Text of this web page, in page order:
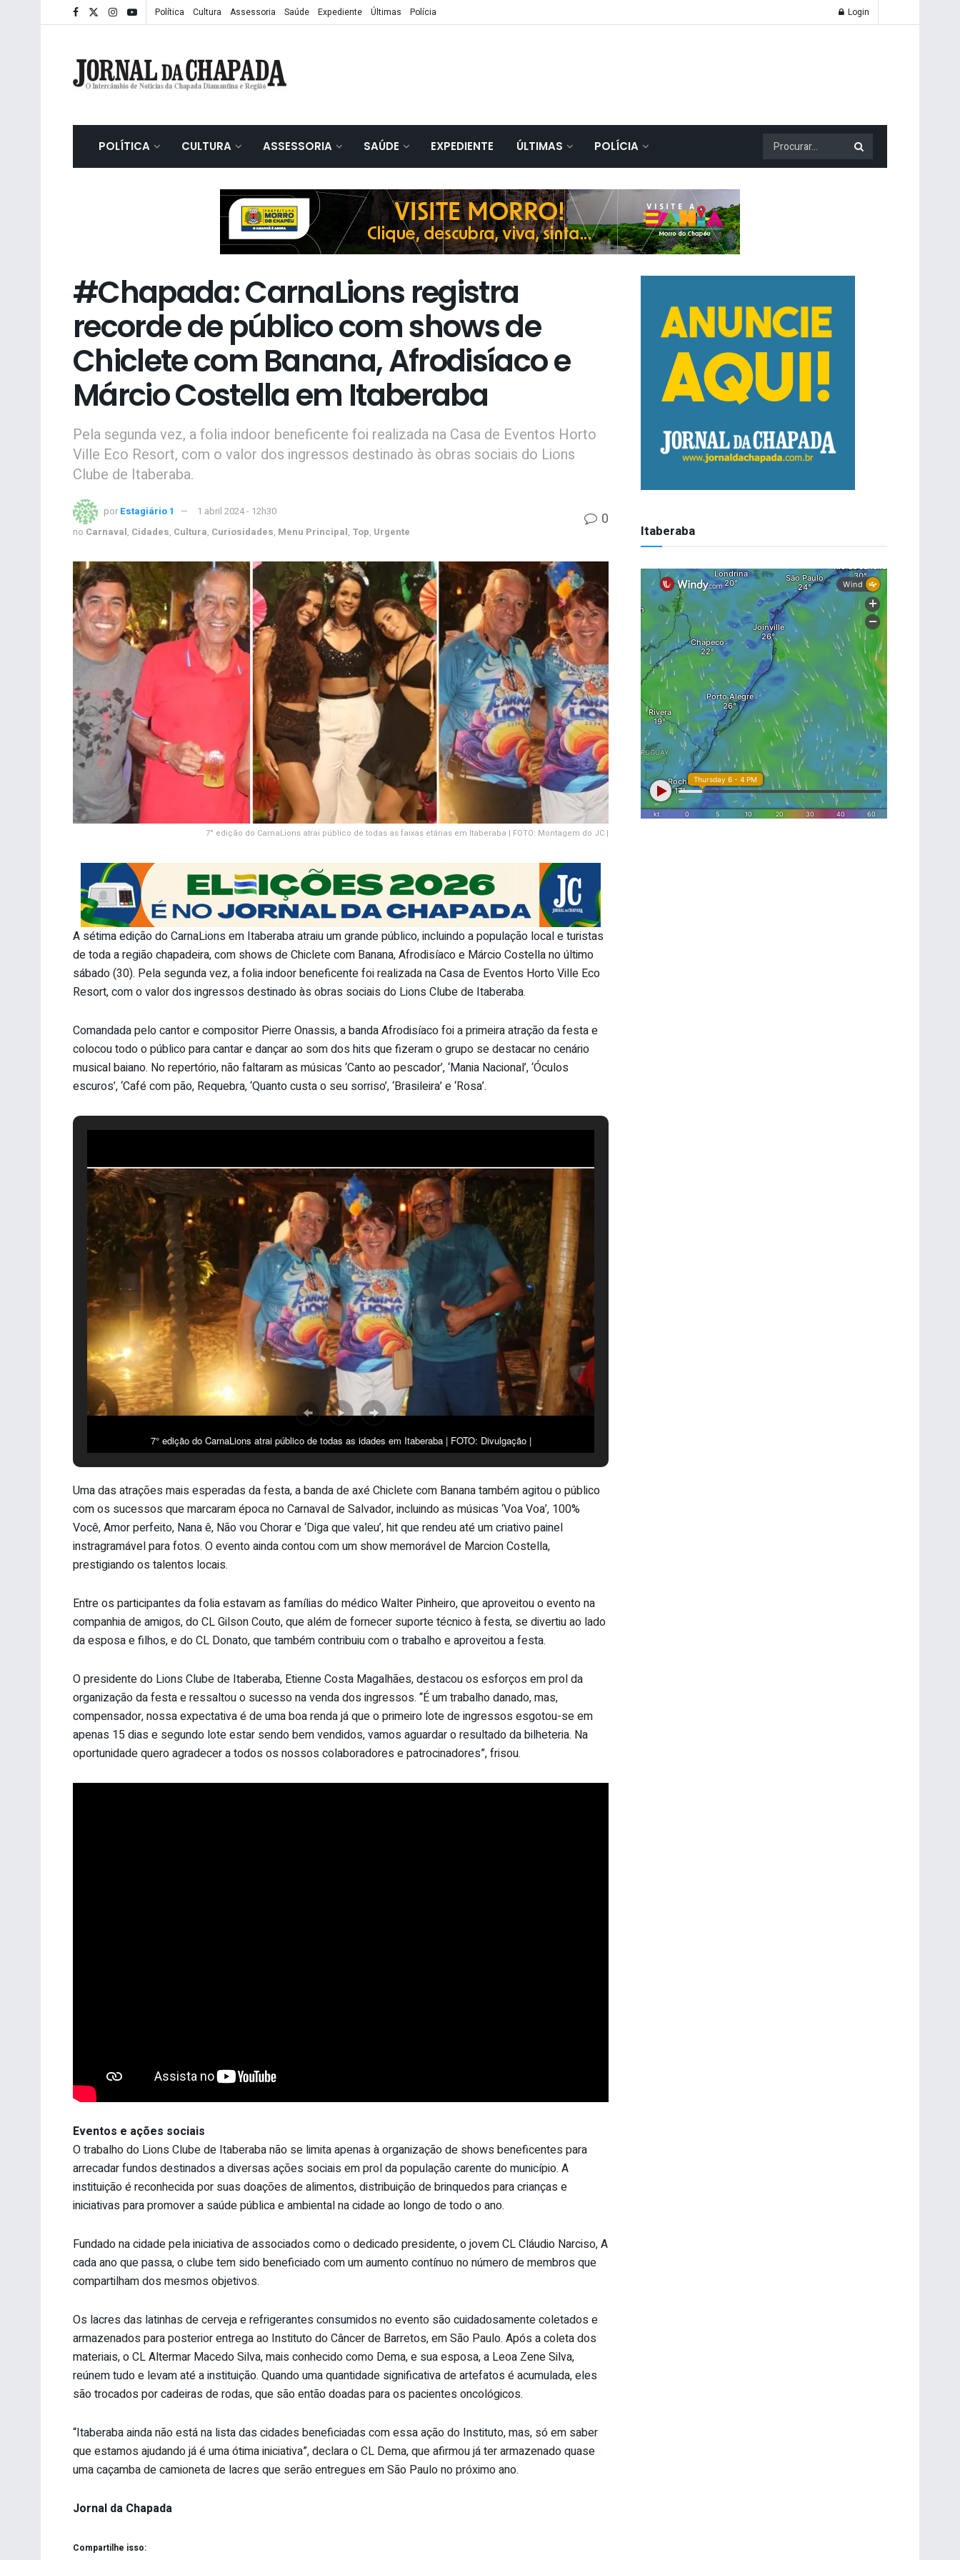
Política Cultura Assessoria Saúde Expediente Últimas Polícia Login
POLÍTICA CULTURA ASSESSORIA SAÚDE EXPEDIENTE ÚLTIMAS POLÍCIA
#Chapada: CarnaLions registra
recorde de público com shows de
Chiclete com Banana, Afrodisíaco e
Márcio Costella em Itaberaba
Pela segunda vez, a folia indoor beneficente foi realizada na Casa de Eventos Horto
Ville Eco Resort, com o valor dos ingressos destinado às obras sociais do Lions
Clube de Itaberaba.
por Estagiário 1
1 abril 2024 - 12h30
no Carnaval, Cidades, Cultura, Curiosidades, Menu Principal, Top, Urgente
0
7° edição do CarnaLions atrai público de todas as faixas etárias em Itaberaba | FOTO: Montagem do JC |
A sétima edição do CarnaLions em Itaberaba atraiu um grande público, incluindo a população local e turistas
de toda a região chapadeira, com shows de Chiclete com Banana, Afrodisíaco e Márcio Costella no último
sábado (30). Pela segunda vez, a folia indoor beneficente foi realizada na Casa de Eventos Horto Ville Eco
Resort, com o valor dos ingressos destinado às obras sociais do Lions Clube de Itaberaba.
Comandada pelo cantor e compositor Pierre Onassis, a banda Afrodisíaco foi a primeira atração da festa e
colocou todo o público para cantar e dançar ao som dos hits que fizeram o grupo se destacar no cenário
musical baiano. No repertório, não faltaram as músicas ‘Canto ao pescador’, ‘Mania Nacional’, ‘Óculos
escuros’, ‘Café com pão, Requebra, ‘Quanto custa o seu sorriso’, ‘Brasileira’ e ‘Rosa’.
7° edição do CarnaLions atrai público de todas as idades em Itaberaba | FOTO: Divulgação |
Uma das atrações mais esperadas da festa, a banda de axé Chiclete com Banana também agitou o público
com os sucessos que marcaram época no Carnaval de Salvador, incluindo as músicas ‘Voa Voa’, 100%
Você, Amor perfeito, Nana ê, Não vou Chorar e ‘Diga que valeu’, hit que rendeu até um criativo painel
instragramável para fotos. O evento ainda contou com um show memorável de Marcion Costella,
prestigiando os talentos locais.
Entre os participantes da folia estavam as famílias do médico Walter Pinheiro, que aproveitou o evento na
companhia de amigos, do CL Gilson Couto, que além de fornecer suporte técnico à festa, se divertiu ao lado
da esposa e filhos, e do CL Donato, que também contribuiu com o trabalho e aproveitou a festa.
O presidente do Lions Clube de Itaberaba, Etienne Costa Magalhães, destacou os esforços em prol da
organização da festa e ressaltou o sucesso na venda dos ingressos. “É um trabalho danado, mas,
compensador, nossa expectativa é de uma boa renda já que o primeiro lote de ingressos esgotou-se em
apenas 15 dias e segundo lote estar sendo bem vendidos, vamos aguardar o resultado da bilheteria. Na
oportunidade quero agradecer a todos os nossos colaboradores e patrocinadores”, frisou.
Eventos e ações sociais
O trabalho do Lions Clube de Itaberaba não se limita apenas à organização de shows beneficentes para
arrecadar fundos destinados a diversas ações sociais em prol da população carente do município. A
instituição é reconhecida por suas doações de alimentos, distribuição de brinquedos para crianças e
iniciativas para promover a saúde pública e ambiental na cidade ao longo de todo o ano.
Fundado na cidade pela iniciativa de associados como o dedicado presidente, o jovem CL Cláudio Narciso, A
cada ano que passa, o clube tem sido beneficiado com um aumento contínuo no número de membros que
compartilham dos mesmos objetivos.
Os lacres das latinhas de cerveja e refrigerantes consumidos no evento são cuidadosamente coletados e
armazenados para posterior entrega ao Instituto do Câncer de Barretos, em São Paulo. Após a coleta dos
materiais, o CL Altermar Macedo Silva, mais conhecido como Dema, e sua esposa, a Leoa Zene Silva,
reúnem tudo e levam até a instituição. Quando uma quantidade significativa de artefatos é acumulada, eles
são trocados por cadeiras de rodas, que são então doadas para os pacientes oncológicos.
“Itaberaba ainda não está na lista das cidades beneficiadas com essa ação do Instituto, mas, só em saber
que estamos ajudando já é uma ótima iniciativa”, declara o CL Dema, que afirmou já ter armazenado quase
uma caçamba de camioneta de lacres que serão entregues em São Paulo no próximo ano.
Jornal da Chapada
Compartilhe isso:
Itaberaba